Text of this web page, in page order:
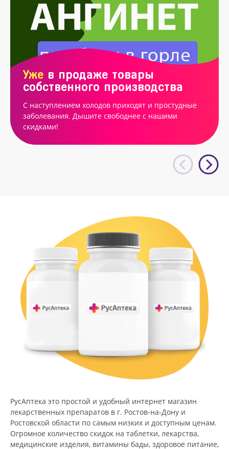
Уже в продаже товары
собственного производства
С наступлением холодов приходят и простудные
заболевания. Дышите свободнее с нашими
скидками!
РусАптека это простой и удобный интернет магазин
лекарственных препаратов в г. Ростов-на-Дону и
Ростовской области по самым низких и доступным ценам.
Огромное количество скидок на таблетки, лекарства,
медицинские изделия, витамины бады, здоровое питание,